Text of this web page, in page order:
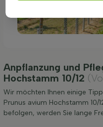
Anpflanzung und
Hochstamm 10/12
Wir möchten Ihnen einige
Prunus avium Hochstamm 10/
befolgen, werden Sie lange